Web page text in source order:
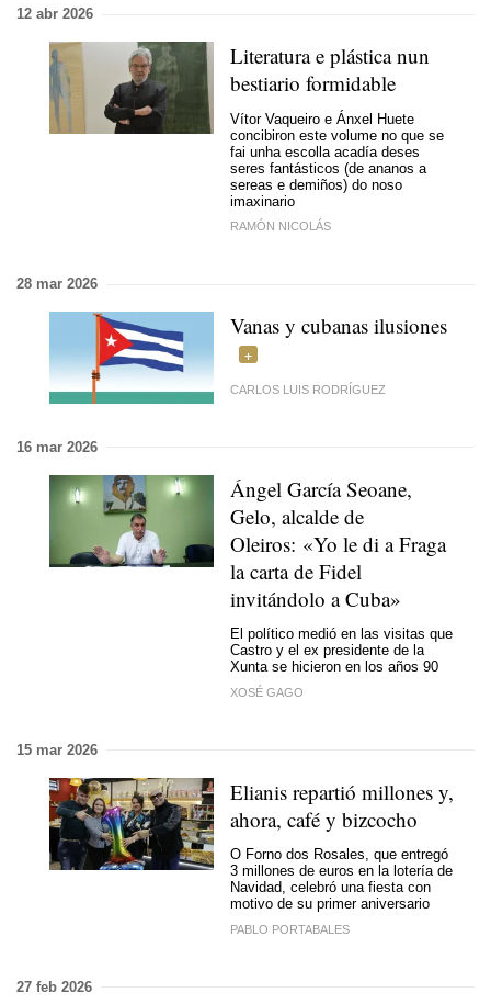
12 abr 2026
Literatura e plástica nun
bestiario formidable
Vítor Vaqueiro e Ánxel Huete
concibiron este volume no que se
fai unha escolla acadía deses
seres fantásticos (de ananos a
sereas e demiños) do noso
imaxinario
RAMÓN NICOLÁS
28 mar 2026
Vanas y cubanas ilusiones
CARLOS LUIS RODRÍGUEZ
16 mar 2026
Ángel García Seoane,
Gelo, alcalde de
Oleiros: «Yo le di a Fraga
la carta de Fidel
invitándolo a Cuba»
El político medió en las visitas que
Castro y el ex presidente de la
Xunta se hicieron en los años 90
XOSÉ GAGO
15 mar 2026
Elianis repartió millones y,
ahora, café y bizcocho
O Forno dos Rosales, que entregó
3 millones de euros en la lotería de
Navidad, celebró una fiesta con
motivo de su primer aniversario
PABLO PORTABALES
27 feb 2026